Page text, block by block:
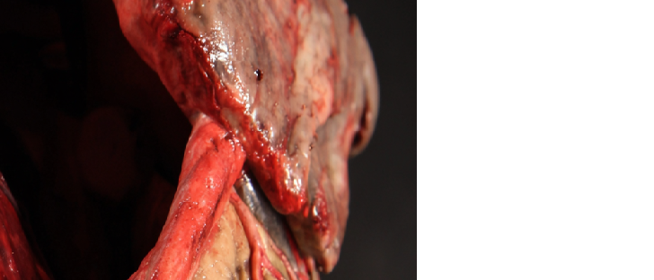
обработку моих персональных данных